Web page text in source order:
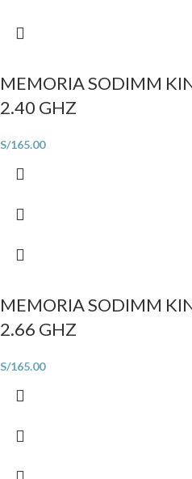
MEMORIA SODIMM
2.40 GHZ
S/165.00
MEMORIA SODIMM
2.66 GHZ
S/165.00